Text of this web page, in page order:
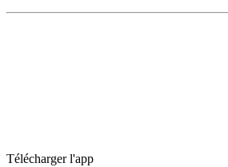
Télécharger l'app